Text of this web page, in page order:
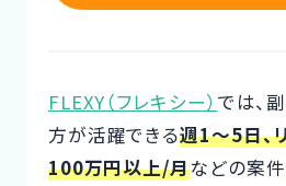
利用企業事例
Examples of
FLEXY（フレキシー） では、
方が活躍できる週1～5日、
100万円以上/月などの案